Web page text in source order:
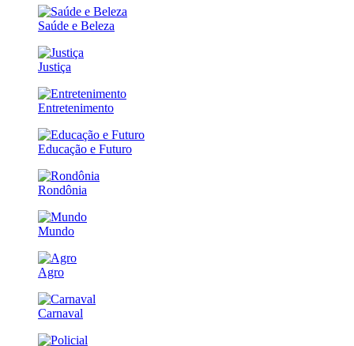
Saúde e Beleza
Justiça
Entretenimento
Educação e Futuro
Rondônia
Mundo
Agro
Carnaval